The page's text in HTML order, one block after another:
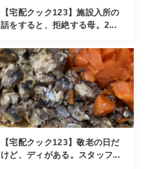
【宅配クック123】施設入所の
話をすると、拒絶する母。2...
【宅配クック123】敬老の日だ
けど、ディがある。スタッフ...